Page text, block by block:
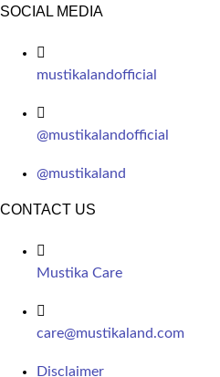
SOCIAL MEDIA
mustikalandofficial
@mustikalandofficial
@mustikaland
CONTACT US
Mustika Care
care@mustikaland.com
Disclaimer